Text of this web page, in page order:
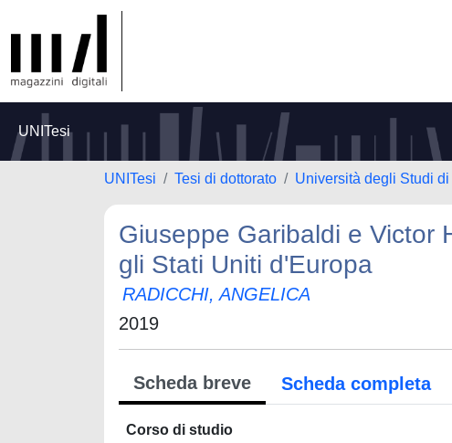
UNITesi
UNITesi Tesi di dottorato Università degli Studi di
Giuseppe Garibaldi e Victor
gli Stati Uniti d'Europa
RADICCHI, ANGELICA
2019
Scheda breve Scheda completa
Corso di studio